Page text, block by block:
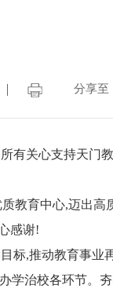
分享至
有关心支持天门
教育中心,迈出高
感谢!
标,推动教育事业
学治校各环节。